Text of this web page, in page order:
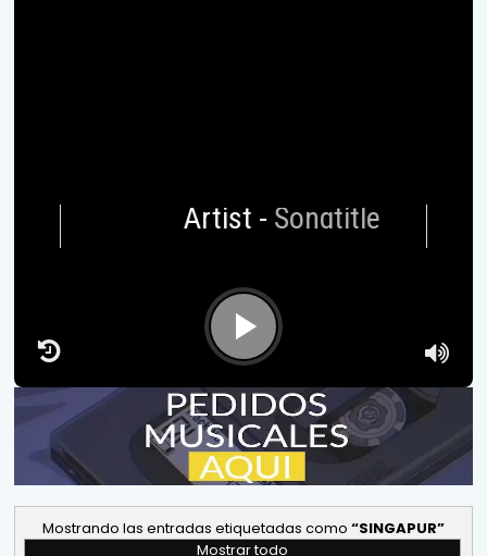
Artist-Songtitle
Mostrando las entradas etiquetadas como
SINGAPUR
Mostrar todo